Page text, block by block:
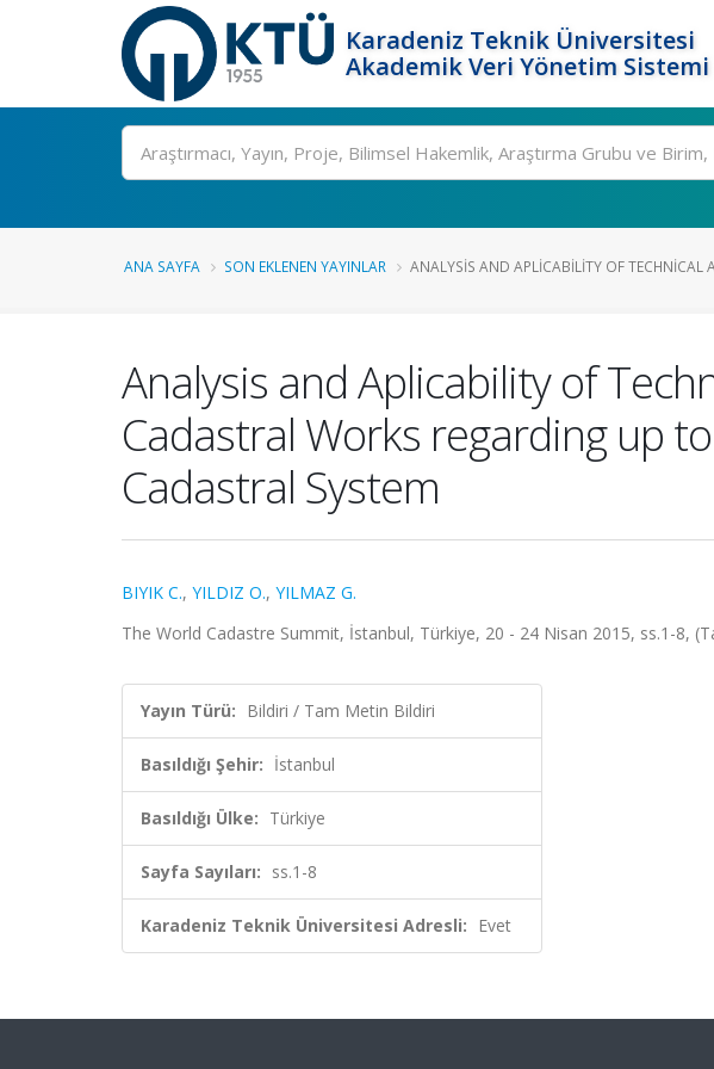
Karadeniz Teknik Üniversitesi
Akademik Veri Yönetim Sistemi
Ara
ANA SAYFA SON EKLENEN YAYINLAR ANALYSIS AND APLICABILITY OF TECHNICAL
Analysis and Aplicability of
Cadastral Works regarding up
Cadastral System
BIYIK C., YILDIZ O., YILMAZ G.
The World Cadastre Summit, İstanbul, Türkiye, 20 - 24 Nisan 2015, ss.1-8,
Yayın Türü: Bildiri / Tam Metin Bildiri
Basıldığı Şehir: İstanbul
Basıldığı Ülke: Türkiye
Sayfa Sayıları: ss.1-8
Karadeniz Teknik Üniversitesi Adresli: Evet